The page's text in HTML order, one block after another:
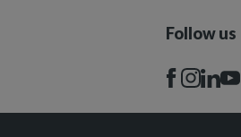
Follow us